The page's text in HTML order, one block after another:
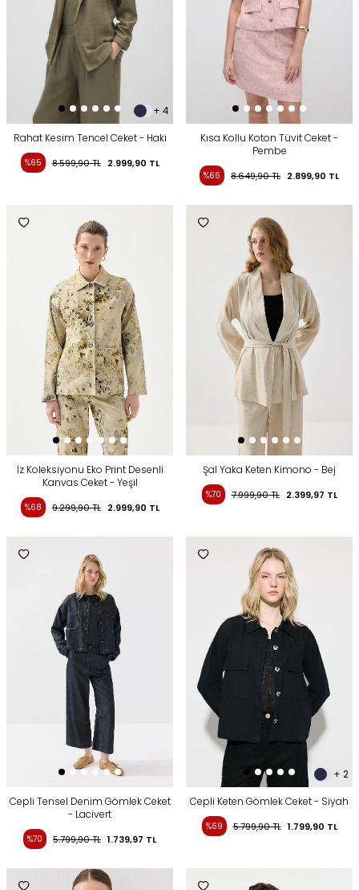
+ 4
Rahat Kesim Tencel Ceket - Haki
%65 8.599,90TL 2.999,90 TL
Kısa Kollu Koton Tüvit Ceket -
Pembe
%66 8.649,90TL 2.899,90 TL
İz Koleksiyonu Eko Print Desenli
Kanvas Ceket - Yeşil
%68 9.299,90TL 2.999,90 TL
Şal Yaka Keten Kimono - Bej
%70 7.999,90TL 2.399,97 TL
Cepli Tensel Denim Gömlek Ceket
- Lacivert
%70 5.799,90TL 1.739,97 TL
+ 2
Cepli Keten Gömlek Ceket - Siyah
%69 5.799,90TL 1.799,90 TL